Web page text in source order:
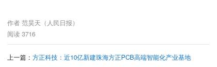
作者 范昊天（人民日报）
阅读 3716
上一篇： 方正科技：近10亿新建珠海方正PCB高端智能化产业基地